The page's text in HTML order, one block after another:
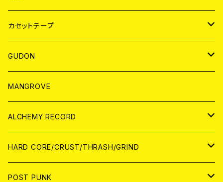
BADGE
JAPAN
WORLD
カセットテープ
JAPAN
WORLD
GUDON
アパレル
PATCH
アナログ
DIGITAL CONTENTS
MANGROVE
ALCHEMY RECORD
CD
ANALOG
HARD CORE/CRUST/THRASH/GRIND
JAPAN
POST PUNK